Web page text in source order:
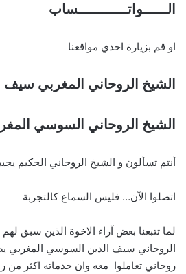
الــــــواتــــــــــــساب
او قم بزيارة احدي مواقعنا
الشيخ الروحاني المغربي
الشيخ الروحاني السوسي
أنتم تسألون و الشيخ الروحاني الحكيم
اتصلوا الآن… فليس السماع كالتجربة
لما تتبعنا بعض آراء الاخوة الذين سبق
الروحاني سيف الدين السوسي المغربي
روحاني تعاملوا معه وان خدماته اكثر